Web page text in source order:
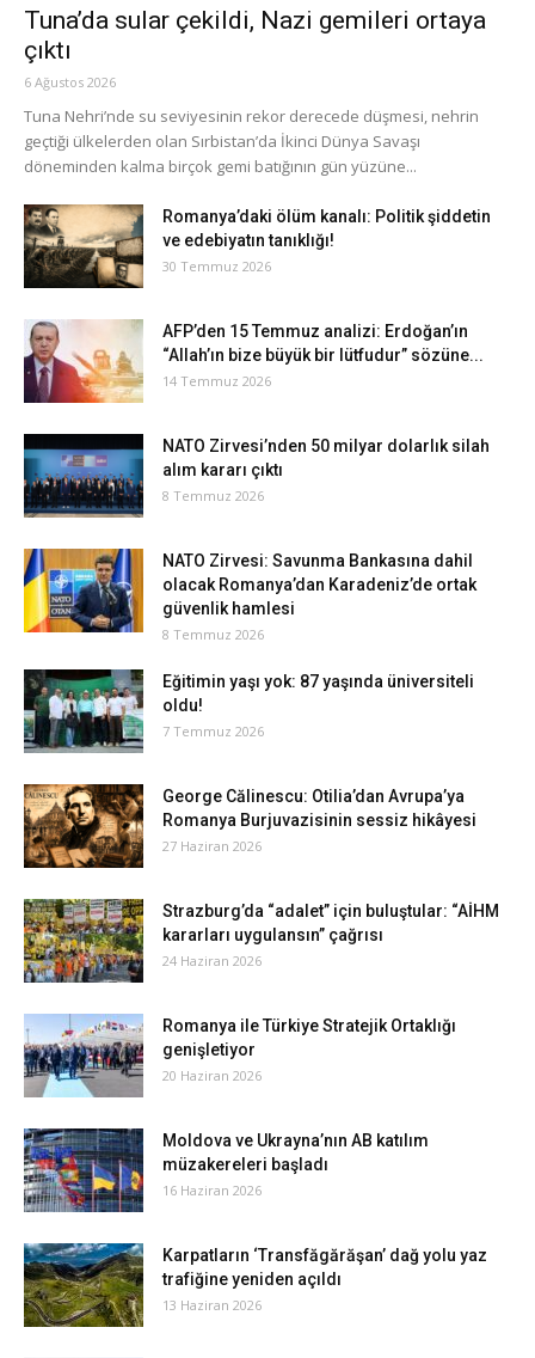
Tuna’da sular çekildi, Nazi gemileri ortaya
çıktı
6 Ağustos 2026
Tuna Nehri’nde su seviyesinin rekor derecede düşmesi, nehrin
geçtiği ülkelerden olan Sırbistan’da İkinci Dünya Savaşı
döneminden kalma birçok gemi batığının gün yüzüne...
Romanya’daki ölüm kanalı: Politik şiddetin
ve edebiyatın tanıklığı!
30 Temmuz 2026
AFP’den 15 Temmuz analizi: Erdoğan’ın
“Allah’ın bize büyük bir lütfudur” sözüne...
14 Temmuz 2026
NATO Zirvesi’nden 50 milyar dolarlık silah
alım kararı çıktı
8 Temmuz 2026
NATO Zirvesi: Savunma Bankasına dahil
olacak Romanya’dan Karadeniz’de ortak
güvenlik hamlesi
8 Temmuz 2026
Eğitimin yaşı yok: 87 yaşında üniversiteli
oldu!
7 Temmuz 2026
George Călinescu: Otilia’dan Avrupa’ya
Romanya Burjuvazisinin sessiz hikâyesi
27 Haziran 2026
Strazburg’da “adalet” için buluştular: “AİHM
kararları uygulansın” çağrısı
24 Haziran 2026
Romanya ile Türkiye Stratejik Ortaklığı
genişletiyor
20 Haziran 2026
Moldova ve Ukrayna’nın AB katılım
müzakereleri başladı
16 Haziran 2026
Karpatların ‘Transfăgărăşan’ dağ yolu yaz
trafiğine yeniden açıldı
13 Haziran 2026